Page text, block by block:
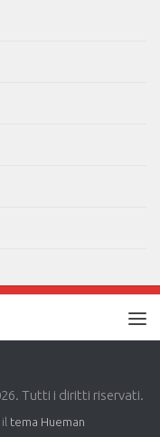
Tutti i diritti riservati.
tema Hueman